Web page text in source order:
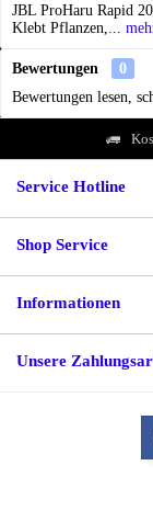
JBL ProHaru Rapid
Klebt Pflanzen,...
Bewertungen
0
Bewertungen lesen,
Service Hotline
Shop Service
Informationen
Unsere